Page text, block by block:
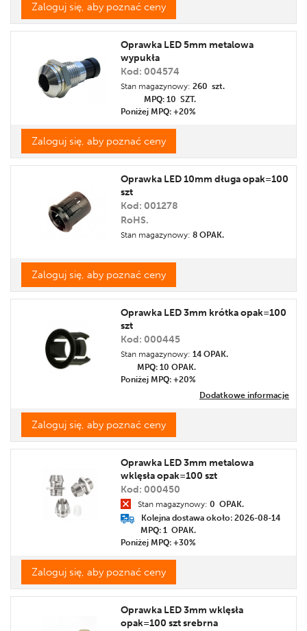
Zaloguj się, aby poznać ceny
Oprawka LED 5mm metalowa
wypukła
Kod: 004574
Stan magazynowy: 260 szt.
MPQ: 10 SZT.
Poniżej MPQ: +20%
Zaloguj się, aby poznać ceny
Oprawka LED 10mm długa opak=100
szt
Kod: 001278
RoHS.
Stan magazynowy: 8 OPAK.
Zaloguj się, aby poznać ceny
Oprawka LED 3mm krótka opak=100
szt
Kod: 000445
Stan magazynowy: 14 OPAK.
MPQ: 10 OPAK.
Poniżej MPQ: +20%
Dodatkowe informacje
Zaloguj się, aby poznać ceny
Oprawka LED 3mm metalowa
wklęsła opak=100 szt
Kod: 000450
Kolejna dostawa około: 2026-08-14
Stan magazynowy: 0 OPAK.
MPQ: 1 OPAK.
Poniżej MPQ: +30%
Zaloguj się, aby poznać ceny
Oprawka LED 3mm wklęsła
opak=100 szt srebrna